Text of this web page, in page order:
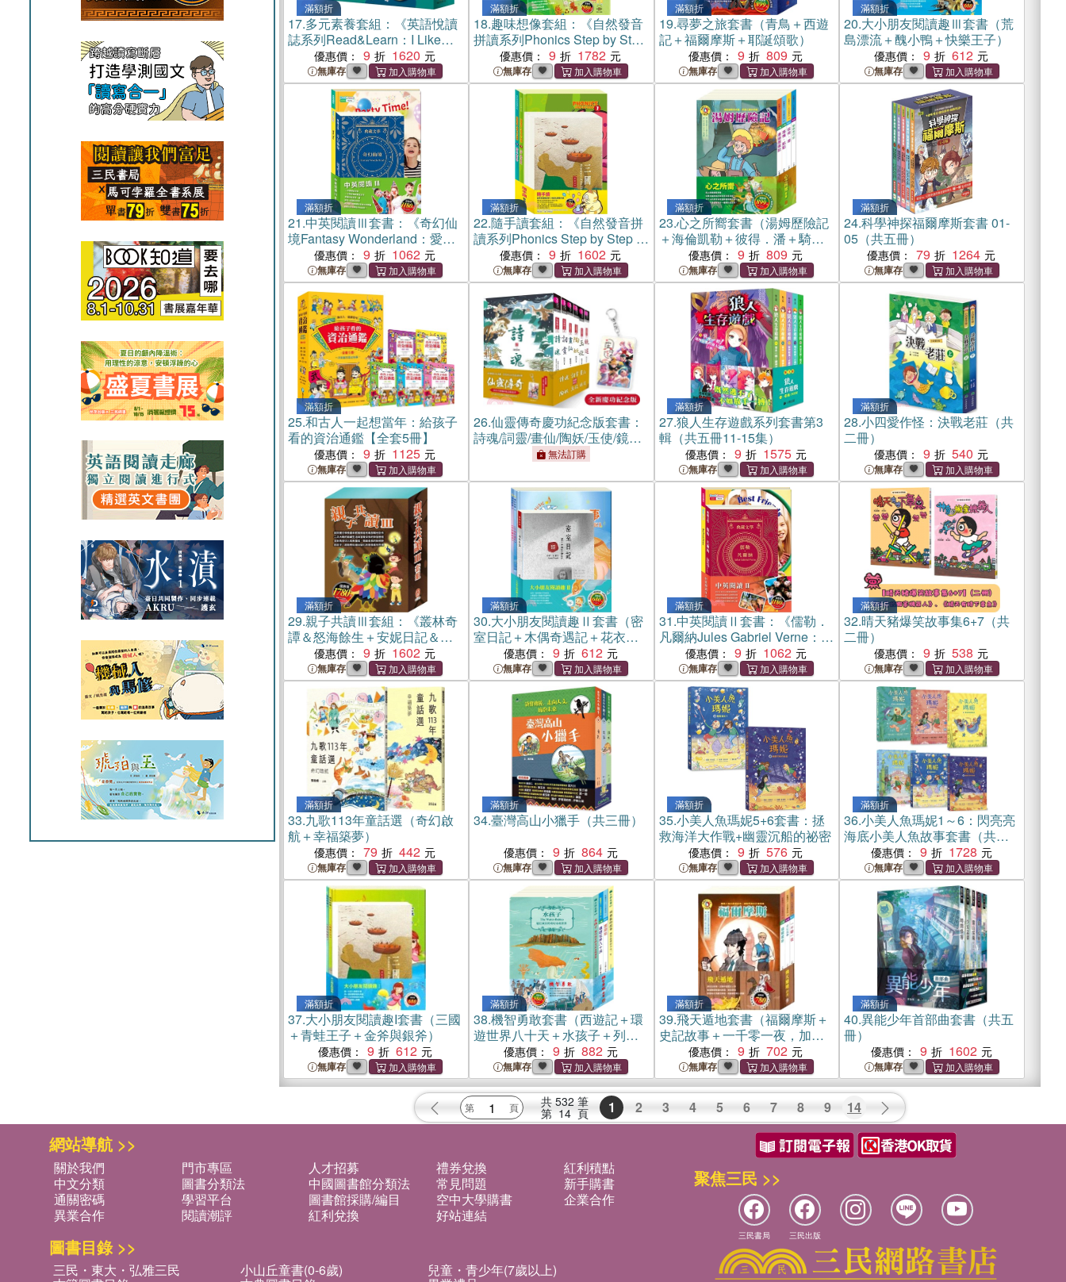
滿額折
17.多元素養套組：《英語悅讀
誌系列Read&Learn：I Like
Food＋Best Friends Forever》
＋《AI科學玩創意：快樂露營
去＋生活調色盤》
優惠價： 9 1620
無庫存
滿額折
18.趣味想像套組：《自然發音
拼讀系列Phonics Step by Step
5-6》＋《樂樂貝貝的異想世
界：樵夫的願望＋龜兔賽跑＋
蟋蟀與螞蟻》
優惠價： 9 1782
無庫存
滿額折
19.尋夢之旅套書（青鳥＋西遊
記＋福爾摩斯＋耶誕頌歌）
優惠價： 9 809
無庫存
滿額折
20.大小朋友閱讀趣Ⅲ套書（荒
島漂流＋醜小鴨＋快樂王子）
優惠價： 9 612
無庫存
滿額折
21.中英閱讀Ⅲ套書：《奇幻仙
境Fantasy Wonderland：愛麗
絲夢遊仙境＆彼得．潘》＋
《英語悅讀誌系列
Read&Learn-Party Time!》
優惠價： 9 1062
無庫存
滿額折
22.隨手讀套組：《自然發音拼
讀系列Phonics Step by Step 1-
2》＋《世紀名家：三國＋密室
日記》
優惠價： 9 1602
無庫存
滿額折
23.心之所嚮套書（湯姆歷險記
＋海倫凱勒＋彼得．潘＋騎鵝
旅行記）優惠價： 9 809
無庫存
滿額折
24.科學神探福爾摩斯套書 01-
05（共五冊）
優惠價： 79 1264
無庫存
滿額折
25.和古人一起想當年：給孩子
看的資治通鑑【全套5冊】
優惠價： 9 1125
無庫存
26.仙靈傳奇慶功紀念版套書：
詩魂/詞靈/畫仙/陶妖/玉使/鏡道
（共六冊）限量附贈「五弟子
無法訂購
滿額折
27.狼人生存遊戲系列套書第3
輯（共五冊11-15集）
優惠價： 9 1575
無庫存
滿額折
28.小四愛作怪：決戰老莊（共
二冊）
優惠價： 9 540
無庫存
滿額折
29.親子共讀Ⅲ套組：《叢林奇
譚＆怒海餘生＋安妮日記＆海
倫．凱勒＋烏鴉的彩色羽毛＋
國王的金手指＋精靈與鞋匠＋
蟋蟀與螞蟻》
優惠價： 9 1602
無庫存
滿額折
30.大小朋友閱讀趣Ⅱ套書（密
室日記＋木偶奇遇記＋花衣魔
笛手）優惠價： 9 612
無庫存
滿額折
31.中英閱讀Ⅱ套書：《儒勒．
凡爾納Jules Gabriel Verne：地
心冒險＆環遊世界八十天》＋
《英語悅讀誌系列Read&Learn
-Best Friends Forever》
優惠價： 9 1062
無庫存
滿額折
32.晴天豬爆笑故事集6+7（共
二冊）
優惠價： 9 538
無庫存
滿額折
33.九歌113年童話選（奇幻啟
航＋幸福築夢）
優惠價： 79 442
無庫存
滿額折
34.臺灣高山小獵手（共三冊）
優惠價： 9 864
無庫存
滿額折
35.小美人魚瑪妮5+6套書：拯
救海洋大作戰+幽靈沉船的祕密
優惠價： 9 576
無庫存
滿額折
36.小美人魚瑪妮1～6：閃亮亮
海底小美人魚故事套書（共六
優惠價： 9 1728
無庫存
滿額折
37.大小朋友閱讀趣I套書（三國
＋青蛙王子＋金斧與銀斧）
優惠價： 9 612
無庫存
滿額折
38.機智勇敢套書（西遊記＋環
遊世界八十天＋水孩子＋列那
狐的故事）
優惠價： 9 882
無庫存
滿額折
39.飛天遁地套書（福爾摩斯＋
史記故事＋一千零一夜，加
贈：棉帆布提袋）
優惠價： 9 702
無庫存
滿額折
40.異能少年首部曲套書（共五
冊）
優惠價： 9 1602
無庫存
共 532 筆
第 14 頁 1 2 3 4 5 6 7 8 9 14
網站導航 >>
關於我們 門市專區 人才招募 禮券兌換
紅利積點
中文分類
圖書分類法 中國圖書館分類法 常見問題
新手購書
通關密碼
學習平台 圖書館採購/編目 空中大學購書
企業合作
異業合作
閱讀潮評 紅利兌換 好站連結
圖書目錄 >>
三民・東大・弘雅三民 小山丘童書(0-6歲) 兒童・青少年(7歲以上)
聚焦三民 >>
三民書局 三民出版